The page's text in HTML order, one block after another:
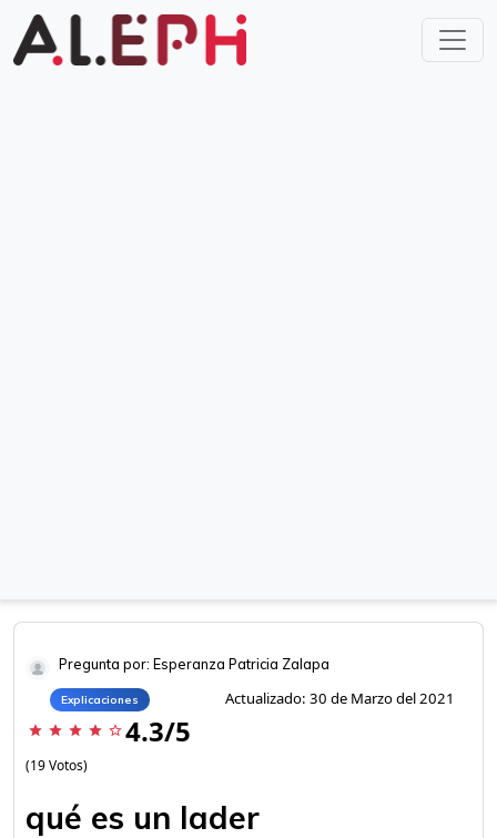
Pregunta por: Esperanza Patricia Zalapa
Explicaciones Actualizado: 30 de Marzo del 2021
star star star star star_border 4.3/5
(19 Votos)
qué es un lader